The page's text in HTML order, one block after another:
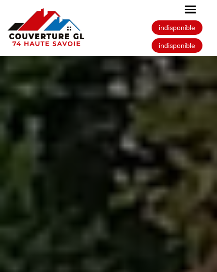
indisponible
indisponible